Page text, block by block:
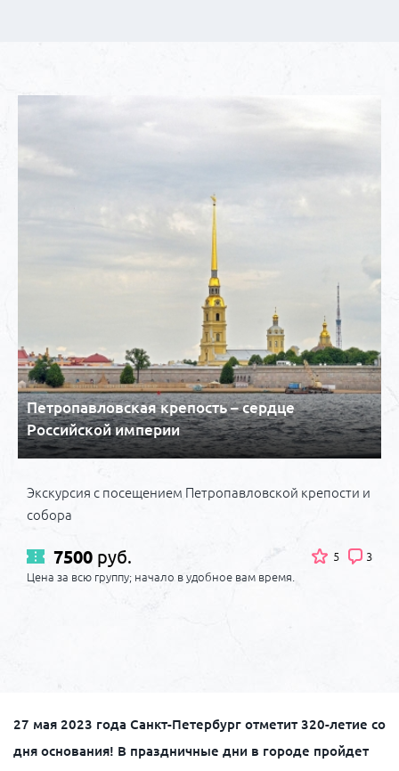
Петропавловская крепость – сердце
Российской империи
Экскурсия с посещением Петропавловской крепости и
собора
7500 руб. 5
3
Цена за всю группу; начало в удобное вам время.
27 мая 2023 года Санкт-Петербург отметит 320-летие со
дня основания! В праздничные дни в городе пройдет